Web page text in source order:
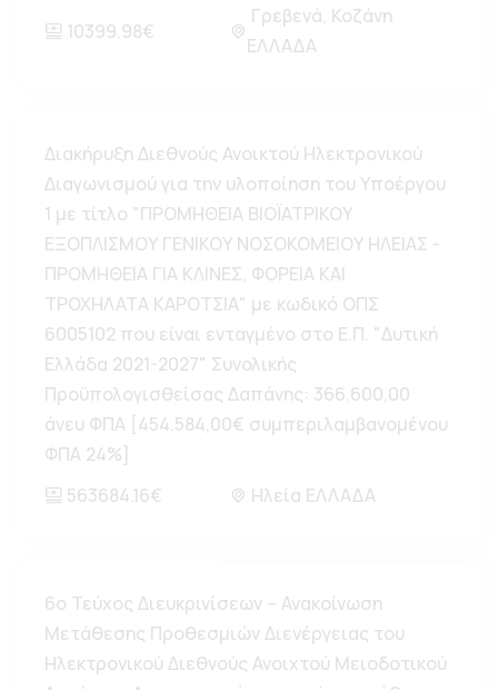
10399.98€
Γρεβενά, Κοζάνη
ΕΛΛΑΔΑ
Διακήρυξη Διεθνούς Ανοικτού Ηλεκτρονικού
Διαγωνισμού για την υλοποίηση του Υποέργου
1 με τίτλο "ΠΡΟΜΗΘΕΙΑ ΒΙΟΪΑΤΡΙΚΟΥ
ΕΞΟΠΛΙΣΜΟΥ ΓΕΝΙΚΟΥ ΝΟΣΟΚΟΜΕΙΟΥ ΗΛΕΙΑΣ -
ΠΡΟΜΗΘΕΙΑ ΓΙΑ ΚΛΙΝΕΣ, ΦΟΡΕΙΑ ΚΑΙ
ΤΡΟΧΗΛΑΤΑ ΚΑΡΟΤΣΙΑ" με κωδικό ΟΠΣ
6005102 που είναι ενταγμένο στο Ε.Π. "Δυτική
Ελλάδα 2021-2027" Συνολικής
Προϋπολογισθείσας Δαπάνης: 366.600,00
άνευ ΦΠΑ [454.584,00€ συμπεριλαμβανομένου
ΦΠΑ 24%]
563684.16€
Ηλεία ΕΛΛΑΔΑ
6ο Τεύχος Διευκρινίσεων – Ανακοίνωση
Μετάθεσης Προθεσμιών Διενέργειας του
Ηλεκτρονικού Διεθνούς Ανοιχτού Μειοδοτικού